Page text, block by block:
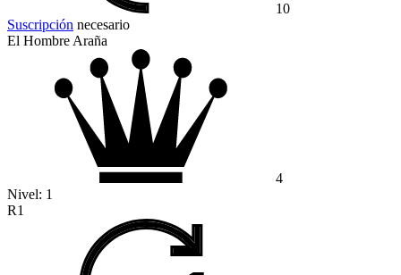
10
Suscripción necesario
El Hombre Araña
4
Nivel: 1
R1